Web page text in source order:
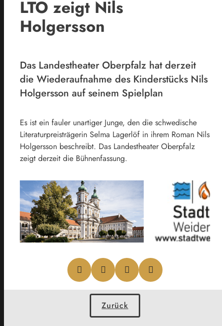
LTO zeigt Nils
Holgersson
Das Landestheater Oberpfalz hat derzeit
die Wiederaufnahme des Kinderstücks Nils
Holgersson auf seinem Spielplan
Es ist ein fauler unartiger Junge, den die schwedische
Literaturpreisträgerin Selma Lagerlöf in ihrem Roman Nils
Holgersson beschreibt. Das Landestheater Oberpfalz
zeigt derzeit die Bühnenfassung.
Zurück